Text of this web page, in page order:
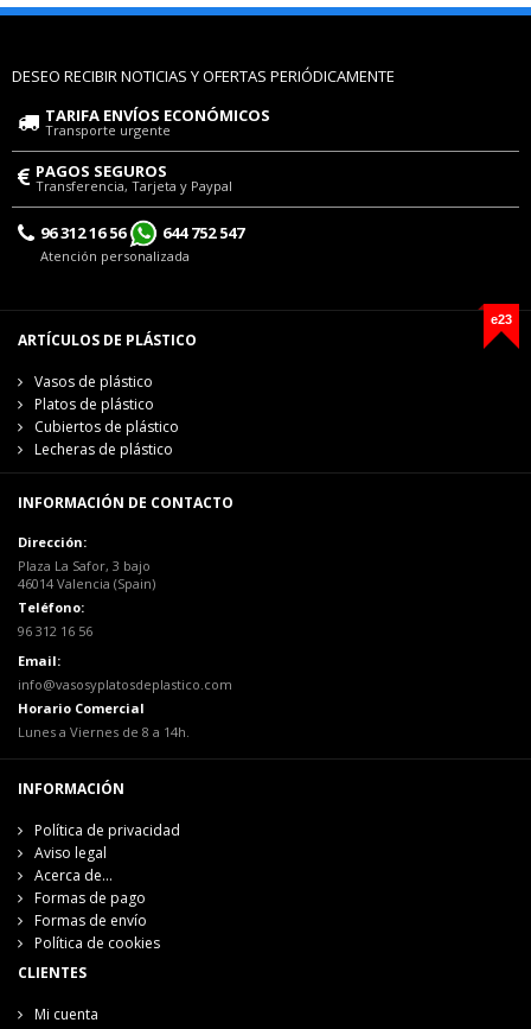
DESEO RECIBIR NOTICIAS Y OFERTAS PERIÓDICAMENTE
TARIFA ENVÍOS ECONÓMICOS
Transporte urgente
PAGOS SEGUROS
Transferencia, Tarjeta y Paypal
96 312 16 56 644 752 547
Atención personalizada
e23
ARTÍCULOS DE PLÁSTICO
Vasos de plástico
Platos de plástico
Cubiertos de plástico
Lecheras de plástico
INFORMACIÓN DE CONTACTO
Dirección:
Plaza La Safor, 3 bajo
46014 Valencia (Spain)
Teléfono:
96 312 16 56
Email:
info@vasosyplatosdeplastico.com
Horario Comercial
Lunes a Viernes de 8 a 14h.
INFORMACIÓN
Política de privacidad
Aviso legal
Acerca de...
Formas de pago
Formas de envío
Política de cookies
CLIENTES
Mi cuenta